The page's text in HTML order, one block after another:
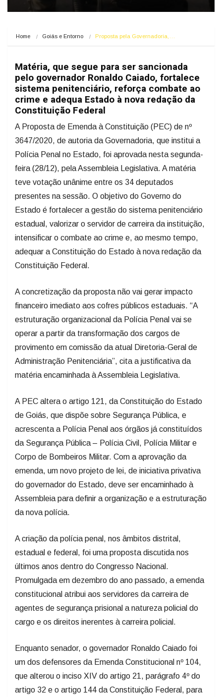
Home Goiás e Entorno Proposta pela Governadoria,…
Matéria, que segue para ser sancionada
pelo governador Ronaldo Caiado, fortalece
sistema penitenciário, reforça combate ao
crime e adequa Estado à nova redação da
Constituição Federal
A Proposta de Emenda à Constituição (PEC) de nº
3647/2020, de autoria da Governadoria, que institui a
Polícia Penal no Estado, foi aprovada nesta segunda-
feira (28/12), pela Assembleia Legislativa. A matéria
teve votação unânime entre os 34 deputados
presentes na sessão. O objetivo do Governo do
Estado é fortalecer a gestão do sistema penitenciário
estadual, valorizar o servidor de carreira da instituição,
intensificar o combate ao crime e, ao mesmo tempo,
adequar a Constituição do Estado à nova redação da
Constituição Federal.
A concretização da proposta não vai gerar impacto
financeiro imediato aos cofres públicos estaduais. “A
estruturação organizacional da Polícia Penal vai se
operar a partir da transformação dos cargos de
provimento em comissão da atual Diretoria-Geral de
Administração Penitenciária”, cita a justificativa da
matéria encaminhada à Assembleia Legislativa.
A PEC altera o artigo 121, da Constituição do Estado
de Goiás, que dispõe sobre Segurança Pública, e
acrescenta a Polícia Penal aos órgãos já constituídos
da Segurança Pública – Polícia Civil, Polícia Militar e
Corpo de Bombeiros Militar. Com a aprovação da
emenda, um novo projeto de lei, de iniciativa privativa
do governador do Estado, deve ser encaminhado à
Assembleia para definir a organização e a estruturação
da nova polícia.
A criação da polícia penal, nos âmbitos distrital,
estadual e federal, foi uma proposta discutida nos
últimos anos dentro do Congresso Nacional.
Promulgada em dezembro do ano passado, a emenda
constitucional atribui aos servidores da carreira de
agentes de segurança prisional a natureza policial do
cargo e os direitos inerentes à carreira policial.
Enquanto senador, o governador Ronaldo Caiado foi
um dos defensores da Emenda Constitucional nº 104,
que alterou o inciso XIV do artigo 21, parágrafo 4º do
artigo 32 e o artigo 144 da Constituição Federal, para